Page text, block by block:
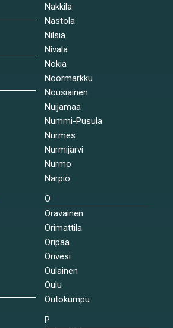
Nakkila
Nastola
Nilsiä
Nivala
Nokia
Noormarkku
Nousiainen
Nuijamaa
Nummi-Pusula
Nurmes
Nurmijärvi
Nurmo
Närpiö
O
Oravainen
Orimattila
Oripää
Orivesi
Oulainen
Oulu
Outokumpu
P